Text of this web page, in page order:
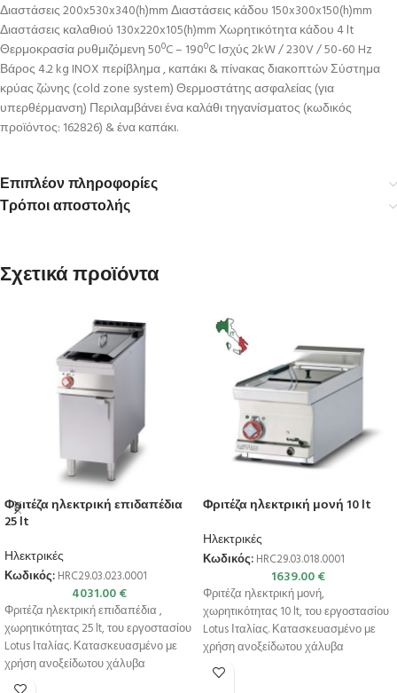
Διαστάσεις 200x530x340(h)mm Διαστάσεις κάδου 150x300x150(h)mm
Διαστάσεις καλαθιού 130x220x105(h)mm Χωρητικότητα κάδου 4 lt
Θερμοκρασία ρυθμιζόμενη 50ºC – 190ºC Ισχύς 2kW / 230V / 50-60 Hz
Βάρος 4.2 kg INOX περίβλημα , καπάκι & πίνακας διακοπτών Σύστημα
κρύας ζώνης (cold zone system) Θερμοστάτης ασφαλείας (για
υπερθέρμανση) Περιλαμβάνει ένα καλάθι τηγανίσματος (κωδικός
προϊόντος: 162826) & ένα καπάκι.
Επιπλέον πληροφορίες
Τρόποι αποστολής
Σχετικά προϊόντα
Φριτέζα ηλεκτρική επιδαπέδια
25 lt
Ηλεκτρικές
Κωδικός: HRC29.03.023.0001
4031.00€
Φριτέζα ηλεκτρική επιδαπέδια ,
χωρητικότητας 25 lt, του εργοστασίου
Lotus Ιταλίας. Κατασκευασμένο με
χρήση ανοξείδωτου χάλυβα
ποιότητας (CrNi 18/10 AISI
Φριτέζα ηλεκτρική μονή 10 lt
Ηλεκτρικές
Κωδικός: HRC29.03.018.0001
1639.00€
Φριτέζα ηλεκτρική μονή,
χωρητικότητας 10 lt, του εργοστασίου
Lotus Ιταλίας. Κατασκευασμένο με
χρήση ανοξείδωτου χάλυβα
ποιότητας (CrNi 18/10 AISI 304)